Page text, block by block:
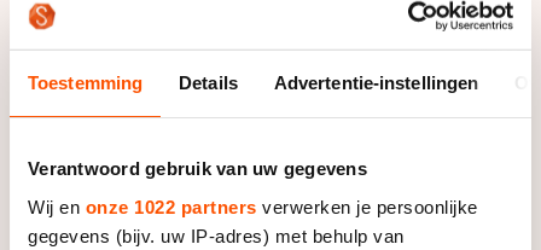
Toestemming Details Advertentie-instellingen
Verantwoord gebruik van uw gegevens
Wij en onze 1022 partners verwerken je persoonlijke
gegevens (bijv. uw IP-adres) met behulp van
Word schaatsfan!
Medaillespiegel
Olympische uitslagen
Van Jong tot Goud verhalen